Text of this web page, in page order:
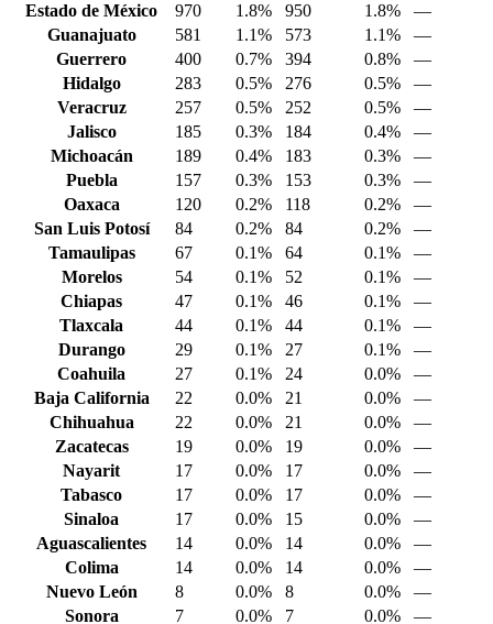
Estado de México
970 1.8% 950 1.8%
—
Guanajuato
581 1.1% 573 1.1%
—
Guerrero
400 0.7% 394 0.8%
—
Hidalgo
283 0.5% 276 0.5%
—
Veracruz
257 0.5% 252 0.5%
—
Jalisco
185 0.3% 184 0.4%
—
Michoacán
189 0.4% 183 0.3%
—
Puebla
157 0.3% 153 0.3%
—
Oaxaca
120 0.2% 118 0.2%
—
San Luis Potosí
84 0.2% 84 0.2%
—
Tamaulipas
67 0.1% 64 0.1%
—
Morelos
54 0.1% 52 0.1%
—
Chiapas
47 0.1% 46 0.1%
—
Tlaxcala
44 0.1% 44 0.1%
—
Durango
29 0.1% 27 0.1%
—
Coahuila
27 0.1% 24 0.0%
—
Baja California
22 0.0% 21 0.0%
—
Chihuahua
22 0.0% 21 0.0%
—
Zacatecas
19 0.0% 19 0.0%
—
Nayarit
17 0.0% 17 0.0%
—
Tabasco
17 0.0% 17 0.0%
—
Sinaloa
17 0.0% 15 0.0%
—
Aguascalientes
14 0.0% 14 0.0%
—
Colima
14 0.0% 14 0.0%
—
Nuevo León
8 0.0% 8 0.0%
—
Sonora
7 0.0% 7 0.0% —